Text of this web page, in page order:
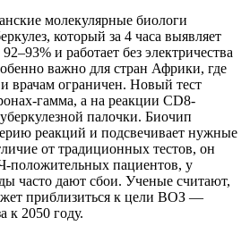
молекулярные биологи
который за 4 часа выявляет
и работает без электричества
важно для стран Африки, где
врачам ограничен. Новый тест
гамма, а на реакции CD8-
палочки. Биочип
реакций и подсвечивает нужные
от традиционных тестов, он
положительных пациентов, у
часто дают сбои. Ученые считают,
приблизиться к цели ВОЗ —
к 2050 году.